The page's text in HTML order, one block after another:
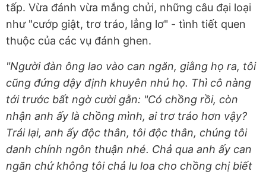
tấp. Vừa đánh vừa mắng chửi, những câu đại loại
như "cướp giật, trơ tráo, lẳng lơ" - tình tiết quen
thuộc của các vụ đánh ghen.
"Người đàn ông lao vào can ngăn, giằng họ ra, tôi
cũng đứng dậy định khuyên nhủ họ. Thì cô nàng
tới trước bất ngờ cười gằn: "Có chồng rồi, còn
nhận anh ấy là chồng mình, ai trơ tráo hơn vậy?
Trái lại, anh ấy độc thân, tôi độc thân, chúng tôi
danh chính ngôn thuận nhé. Chả qua anh ấy can
ngăn chứ không tôi chả lu loa cho chồng chị biết